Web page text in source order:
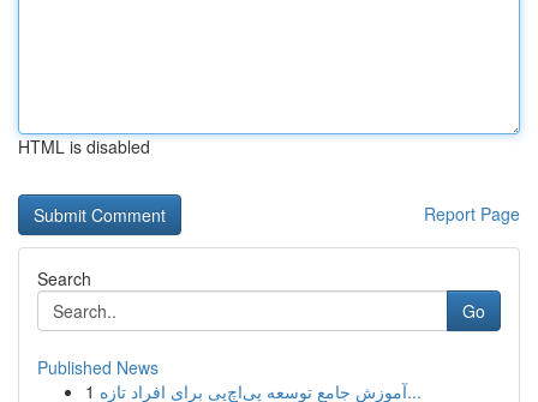
HTML is disabled
Report Page
Search
Go
Published News
1
آموزش جامع توسعه پی‌اچ‌پی برای افراد تازه‌...